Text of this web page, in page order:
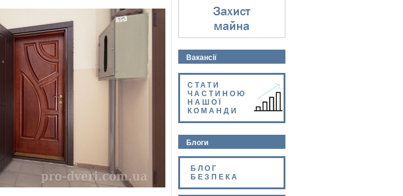
Вакансії
СТАТИ
ЧАСТИНОЮ
НАШОЇ
КОМАНДИ
Блоги
БЛОГ
БЕЗПЕКА